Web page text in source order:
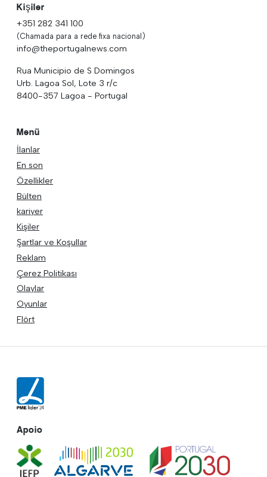
Kişiler
+351 282 341 100
(Chamada para a rede fixa nacional)
info@theportugalnews.com
Rua Municipio de S Domingos
Urb. Lagoa Sol, Lote 3 r/c
8400-357 Lagoa - Portugal
Menü
İlanlar
En son
Özellikler
Bülten
kariyer
Kişiler
Şartlar ve Koşullar
Reklam
Çerez Politikası
Olaylar
Oyunlar
Flört
Apoio